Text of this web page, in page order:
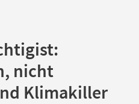
nicht
Klimakiller